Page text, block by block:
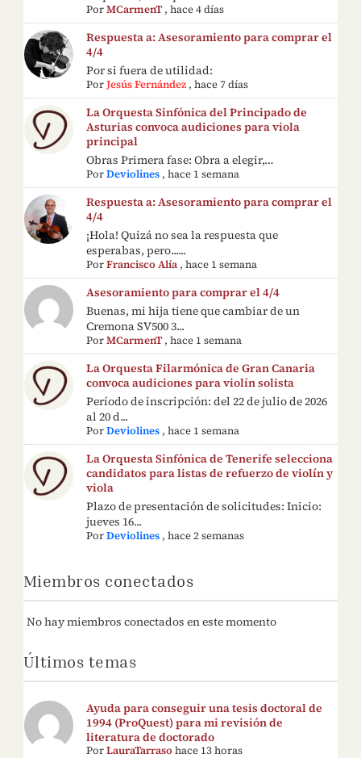
PorMCarmenT,hace 4 días
Respuesta a: Asesoramiento para comprar el
4/4
Por si fuera de utilidad:
PorJesús Fernández ,hace 7 días
La Orquesta Sinfónica del Principado de
Asturias convoca audiciones para viola
principal
Obras Primera fase: Obra a elegir,…
PorDeviolines ,hace 1 semana
Respuesta a: Asesoramiento para comprar el
4/4
¡Hola! Quizá no sea la respuesta que
esperabas, pero......
PorFrancisco Alía ,hace 1 semana
Asesoramiento para comprar el 4/4
Buenas, mi hija tiene que cambiar de un
Cremona SV500 3...
PorMCarmenT,hace 1 semana
La Orquesta Filarmónica de Gran Canaria
convoca audiciones para violín solista
Período de inscripción: del 22 de julio de 2026
al 20 d...
PorDeviolines ,hace 1 semana
La Orquesta Sinfónica de Tenerife selecciona
candidatos para listas de refuerzo de violín y
viola
Plazo de presentación de solicitudes: Inicio:
jueves 16...
PorDeviolines ,hace 2 semanas
Miembros conectados
No hay miembros conectados en este momento
Últimos temas
Ayuda para conseguir una tesis doctoral de
1994 (ProQuest) para mi revisión de
literatura de doctorado
PorLauraTarraso hace 13 horas